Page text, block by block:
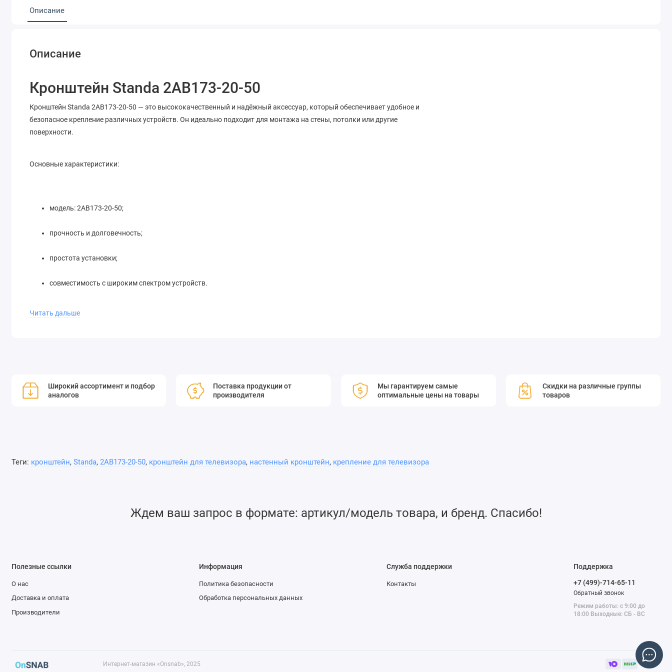
Описание
Описание
Кронштейн Standa 2AB173-20-50
Кронштейн Standa 2AB173-20-50 — это высококачественный и надёжный аксессуар, который обеспечивает удобное и
безопасное крепление различных устройств. Он идеально подходит для монтажа на стены, потолки или другие
поверхности.
Основные характеристики:
модель: 2AB173-20-50;
прочность и долговечность;
простота установки;
совместимость с широким спектром устройств.
Читать дальше
Широкий ассортимент и подбор
аналогов
Поставка продукции от
производителя
Мы гарантируем самые
оптимальные цены на товары
Скидки на различные группы
товаров
Теги: кронштейн, Standa, 2AB173-20-50, кронштейн для телевизора, настенный кронштейн, крепление для телевизора
Ждем ваш запрос в формате: артикул/модель товара, и бренд. Спасибо!
Полезные ссылки
О нас
Доставка и оплата
Производители
Информация
Политика безопасности
Обработка персональных данных
Служба поддержки
Контакты
Поддержка
+7 (499)-714-65-11
Обратный звонок
Режим работы: с 9:00 до
18:00 Выходные: СБ - ВС
Интернет-магазин «Onsnab», 2025